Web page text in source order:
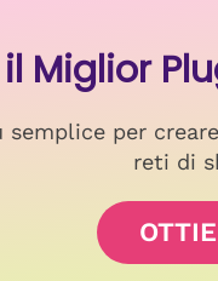
Miglior
semplice per
reti di